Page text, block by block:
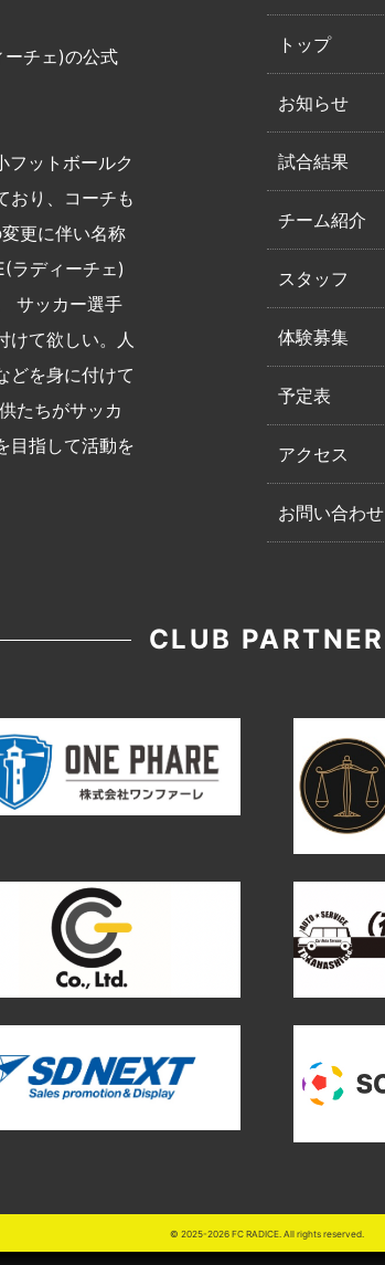
ーチェ)の公式
フットボールク
おり、コーチも
更に伴い名称
ラディーチェ)
サッカー選手
けて欲しい。人
どを身に付けて
たちがサッカ
目指して活動を
トップ
お知らせ
試合結果
チーム紹介
スタッフ
体験募集
予定表
アクセス
お問い合わせ
CLUB PARTNER
© 2025-2026 FC RADICE. All rights reserved.